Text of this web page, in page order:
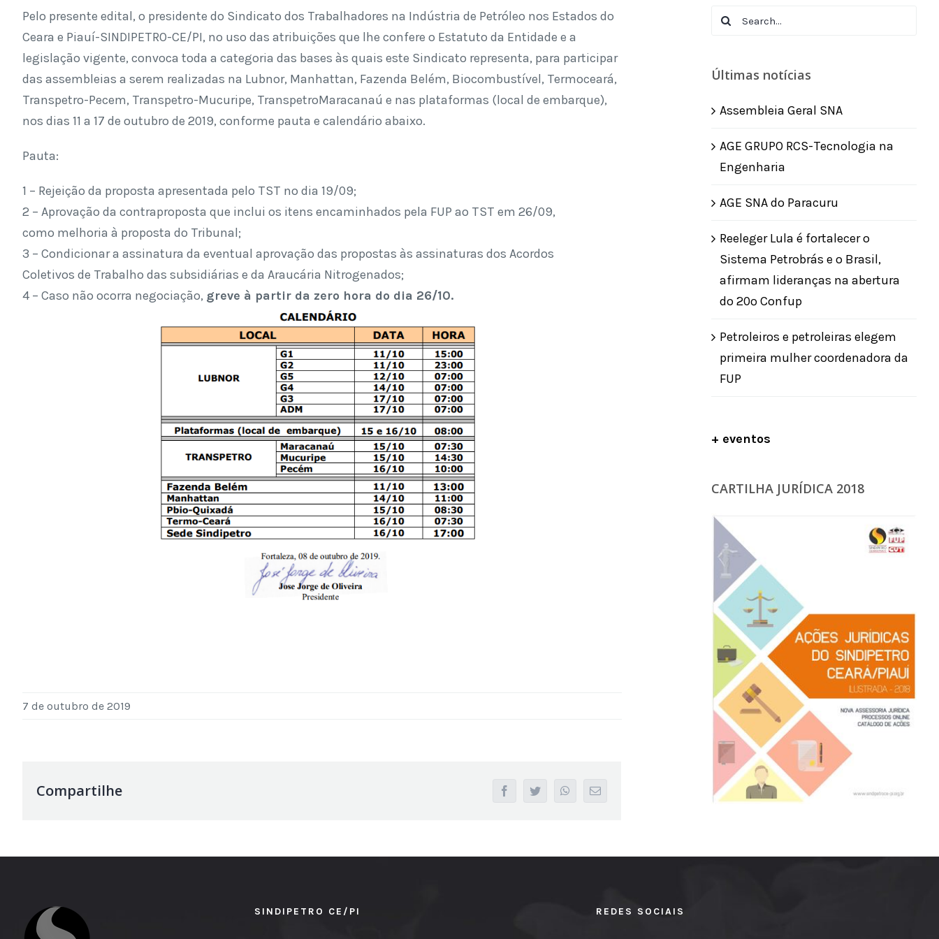
Pelo presente edital, o presidente do Sindicato dos Trabalhadores na Indústria de Petróleo nos Estados do
Ceara e Piauí-SINDIPETRO-CE/PI, no uso das atribuições que lhe confere o Estatuto da Entidade e a
legislação vigente, convoca toda a categoria das bases às quais este Sindicato representa, para participar
das assembleias a serem realizadas na Lubnor, Manhattan, Fazenda Belém, Biocombustível, Termoceará,
Transpetro-Pecem, Transpetro-Mucuripe, TranspetroMaracanaú e nas plataformas (local de embarque),
nos dias 11 a 17 de outubro de 2019, conforme pauta e calendário abaixo.
Pauta:
1 – Rejeição da proposta apresentada pelo TST no dia 19/09;
2 – Aprovação da contraproposta que inclui os itens encaminhados pela FUP ao TST em 26/09,
como melhoria à proposta do Tribunal;
3 – Condicionar a assinatura da eventual aprovação das propostas às assinaturas dos Acordos
Coletivos de Trabalho das subsidiárias e da Araucária Nitrogenados;
4 – Caso não ocorra negociação, greve à partir da zero hora do dia 26/10.
7 de outubro de 2019
Compartilhe facebooktwitter whatsappEmail
Search
Últimas notícias
Assembleia Geral SNA
AGE GRUPO RCS-Tecnologia na
Engenharia
AGE SNA do Paracuru
Reeleger Lula é fortalecer o
Sistema Petrobrás e o Brasil,
afirmam lideranças na abertura
do 20º Confup
Petroleiros e petroleiras elegem
primeira mulher coordenadora da
FUP
+ eventos
CARTILHA JURÍDICA 2018
SINDIPETRO CE/PI REDES SOCIAIS